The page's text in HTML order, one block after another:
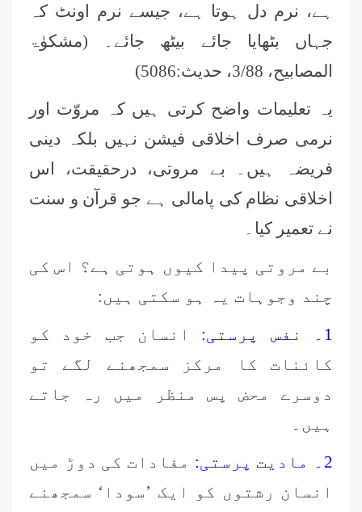
ہے، نرم دل ہوتا ہے، جیسے نرم اونٹ کہ
جہاں بٹھایا جائے بیٹھ جائے۔ (مشکوٰۃ
المصابیح، 3/88، حدیث:5086
)
یہ تعلیمات واضح کرتی ہیں کہ مروّت اور
نرمی صرف اخلاقی فیشن نہیں بلکہ دینی
فریضہ ہیں۔ بے مروتی، درحقیقت، اس
اخلاقی نظام کی پامالی ہے جو قرآن و سنت
نے تعمیر کیا۔
بے مروتی پیدا کیوں ہوتی ہے؟ اس کی
چند وجوہات یہ ہو سکتی ہیں:
1۔ نفس پرستی:
انسان جب خود کو
کائنات کا مرکز سمجھنے لگے تو
دوسرے محض پس منظر میں رہ جاتے
ہیں۔
2۔ مادیت پرستی:
مفادات کی دوڑ میں
انسان رشتوں کو ایک ’سودا‘ سمجھنے